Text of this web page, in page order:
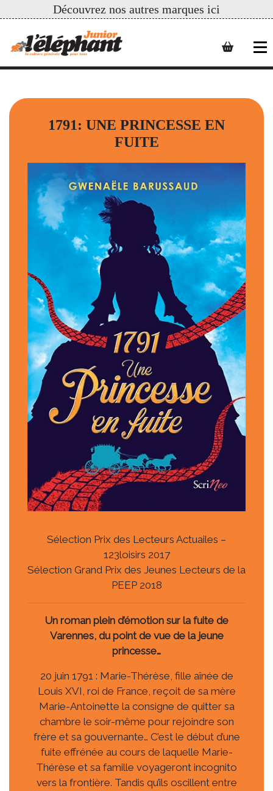
Découvrez nos autres marques ici
1791: UNE PRINCESSE EN
FUITE
Sélection Prix des Lecteurs Actuailes –
123loisirs 2017
Sélection Grand Prix des Jeunes Lecteurs de la
PEEP 2018
Un roman plein d’émotion sur la fuite de
Varennes, du point de vue de la jeune
princesse…
20 juin 1791 : Marie-Thérèse, fille aînée de
Louis XVI, roi de France, reçoit de sa mère
Marie-Antoinette la consigne de quitter sa
chambre le soir-même pour rejoindre son
frère et sa gouvernante… C’est le début d’une
fuite effrénée au cours de laquelle Marie-
Thérèse et sa famille voyageront incognito
vers la frontière. Tandis qu’ils oscillent entre